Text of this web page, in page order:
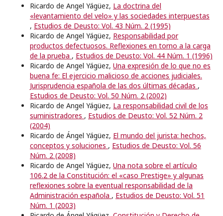
Ricardo de Angel Yágüez, La doctrina del
«levantamiento del velo» y las sociedades interpuestas
, Estudios de Deusto: Vol. 43 Núm. 2 (1995)
Ricardo de Angel Yágüez, Responsabilidad por
productos defectuosos. Reflexiones en torno a la carga
de la prueba , Estudios de Deusto: Vol. 44 Núm. 1 (1996)
Ricardo de Angel Yágüez, Una expresión de lo que no es
buena fe: El ejercicio malicioso de acciones judiciales.
Jurisprudencia española de las dos últimas décadas ,
Estudios de Deusto: Vol. 50 Núm. 2 (2002)
Ricardo de Angel Yágüez, La responsabilidad civil de los
suministradores , Estudios de Deusto: Vol. 52 Núm. 2
(2004)
Ricardo de Ángel Yágüez, El mundo del jurista: hechos,
conceptos y soluciones , Estudios de Deusto: Vol. 56
Núm. 2 (2008)
Ricardo de Angel Yágüez, Una nota sobre el artículo
106.2 de la Constitución: el «caso Prestige» y algunas
reflexiones sobre la eventual responsabilidad de la
Administración española , Estudios de Deusto: Vol. 51
Núm. 1 (2003)